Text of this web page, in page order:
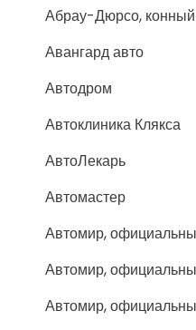
Абрау-Дюрсо, конный
Авангард авто
Автодром
Автоклиника Клякса
АвтоЛекарь
Автомастер
Автомир,
Автомир,
Автомир,